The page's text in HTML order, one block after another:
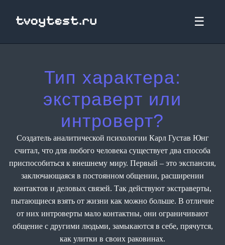
☰
Тип характера:
экстраверт или
интроверт?
Создатель аналитической психологии Карл Густав Юнг
считал, что для любого человека существует два способа
приспособиться к внешнему миру. Первый – это экспансия,
заключающаяся в постоянном общении, расширении
контактов и деловых связей. Так действуют экстраверты,
пытающиеся взять от жизни как можно больше. В отличие
от них интроверты мало контактны, они ограничивают
общение с другими людьми, замыкаются в себе, прячутся,
как улитки в своих раковинах.